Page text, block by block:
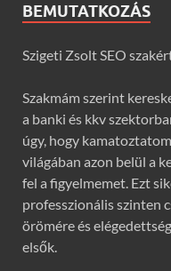
BEMUTATKOZÁS
Szigeti Zsolt SEO
Szakmám szerint
a banki és kkv
úgy, hogy
világában azon belül a
fel a figyelmemet. Ezt
professzionális szinten
örömére és
elsők.